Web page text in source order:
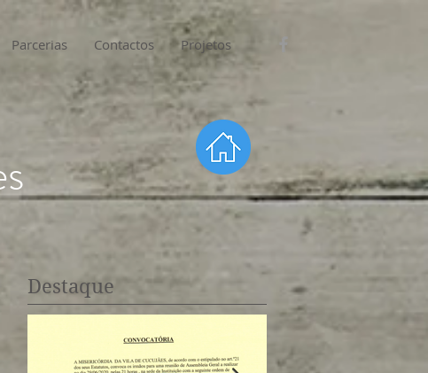
Parcerias Contactos Projetos
Destaque